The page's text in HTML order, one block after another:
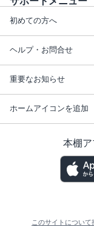
初めての方へ
ヘルプ・お問合せ
重要なお知らせ
ホームアイコンを追加
本棚ア
このサイトについて